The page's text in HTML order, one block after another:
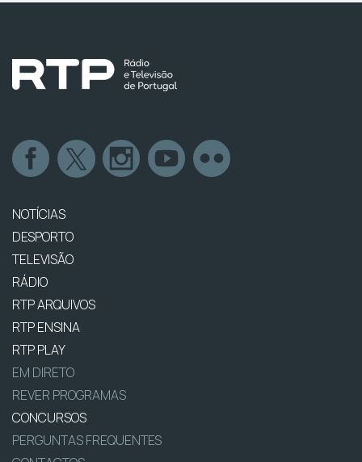
NOTÍCIAS
DESPORTO
TELEVISÃO
RÁDIO
RTP ARQUIVOS
RTP ENSINA
RTP PLAY
EM DIRETO
REVER PROGRAMAS
CONCURSOS
PERGUNTAS FREQUENTES